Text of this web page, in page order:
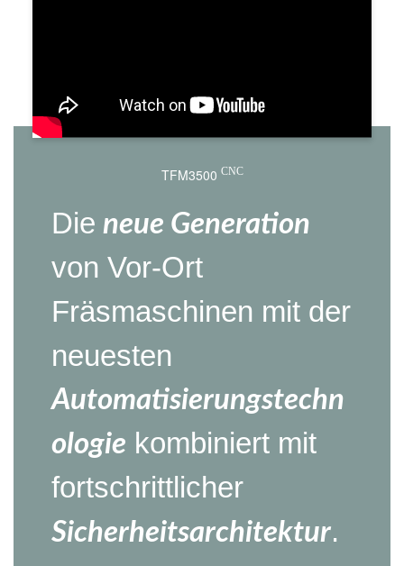
TFM3500 CNC
Die neue Generation
von Vor-Ort
Fräsmaschinen mit der
neuesten
Automatisierungstechn
ologie kombiniert mit
fortschrittlicher
Sicherheitsarchitektur.